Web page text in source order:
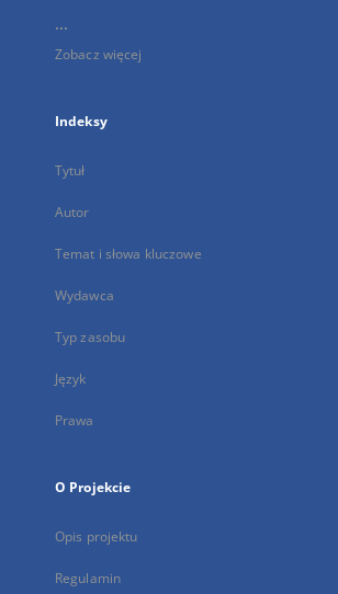
...
Zobacz więcej
Indeksy
Tytuł
Autor
Temat i słowa kluczowe
Wydawca
Typ zasobu
Język
Prawa
O Projekcie
Opis projektu
Regulamin